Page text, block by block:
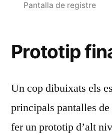
Pantalla de registre
Prototip
Un cop dibuixats els
principals pantalles
fer un prototip d’alt